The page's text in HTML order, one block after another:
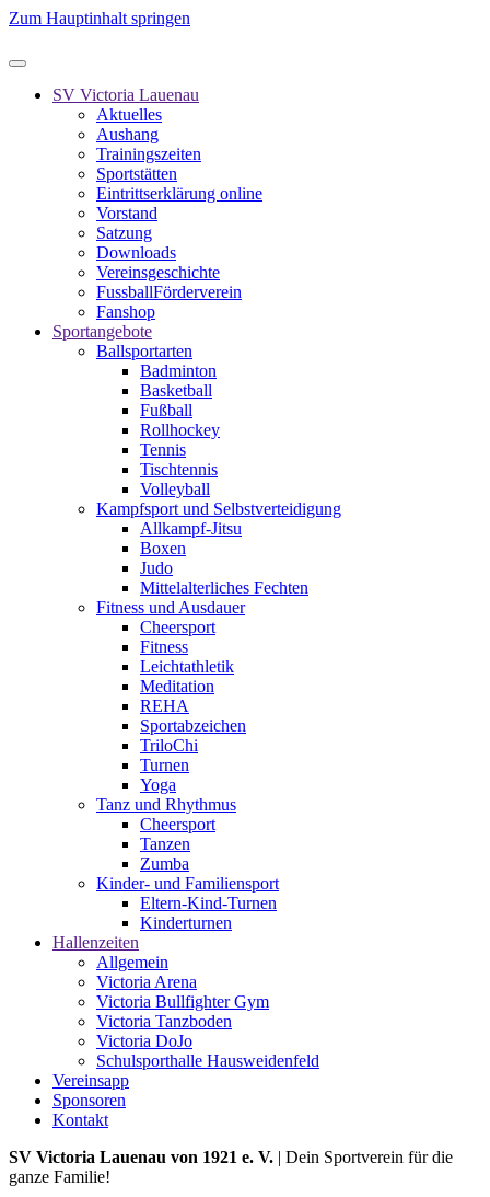
Zum Hauptinhalt springen
SV Victoria Lauenau
Aktuelles
Aushang
Trainingszeiten
Sportstätten
Eintrittserklärung online
Vorstand
Satzung
Downloads
Vereinsgeschichte
FussballFörderverein
Fanshop
Sportangebote
Ballsportarten
Badminton
Basketball
Fußball
Rollhockey
Tennis
Tischtennis
Volleyball
Kampfsport und Selbstverteidigung
Allkampf-Jitsu
Boxen
Judo
Mittelalterliches Fechten
Fitness und Ausdauer
Cheersport
Fitness
Leichtathletik
Meditation
REHA
Sportabzeichen
TriloChi
Turnen
Yoga
Tanz und Rhythmus
Cheersport
Tanzen
Zumba
Kinder- und Familiensport
Eltern-Kind-Turnen
Kinderturnen
Hallenzeiten
Allgemein
Victoria Arena
Victoria Bullfighter Gym
Victoria Tanzboden
Victoria DoJo
Schulsporthalle Hausweidenfeld
Vereinsapp
Sponsoren
Kontakt
SV Victoria Lauenau von 1921 e. V. | Dein Sportverein für die
ganze Familie!